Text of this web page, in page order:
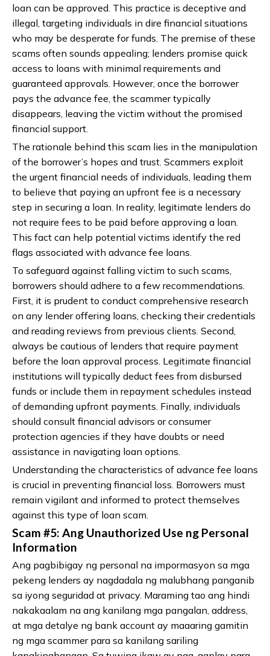
loan can be approved. This practice is deceptive and
illegal, targeting individuals in dire financial situations
who may be desperate for funds. The premise of these
scams often sounds appealing; lenders promise quick
access to loans with minimal requirements and
guaranteed approvals. However, once the borrower
pays the advance fee, the scammer typically
disappears, leaving the victim without the promised
financial support.
The rationale behind this scam lies in the manipulation
of the borrower’s hopes and trust. Scammers exploit
the urgent financial needs of individuals, leading them
to believe that paying an upfront fee is a necessary
step in securing a loan. In reality, legitimate lenders do
not require fees to be paid before approving a loan.
This fact can help potential victims identify the red
flags associated with advance fee loans.
To safeguard against falling victim to such scams,
borrowers should adhere to a few recommendations.
First, it is prudent to conduct comprehensive research
on any lender offering loans, checking their credentials
and reading reviews from previous clients. Second,
always be cautious of lenders that require payment
before the loan approval process. Legitimate financial
institutions will typically deduct fees from disbursed
funds or include them in repayment schedules instead
of demanding upfront payments. Finally, individuals
should consult financial advisors or consumer
protection agencies if they have doubts or need
assistance in navigating loan options.
Understanding the characteristics of advance fee loans
is crucial in preventing financial loss. Borrowers must
remain vigilant and informed to protect themselves
against this type of loan scam.
Scam #5: Ang Unauthorized Use ng Personal
Information
Ang pagbibigay ng personal na impormasyon sa mga
pekeng lenders ay nagdadala ng malubhang panganib
sa iyong seguridad at privacy. Maraming tao ang hindi
nakakaalam na ang kanilang mga pangalan, address,
at mga detalye ng bank account ay maaaring gamitin
ng mga scammer para sa kanilang sariling